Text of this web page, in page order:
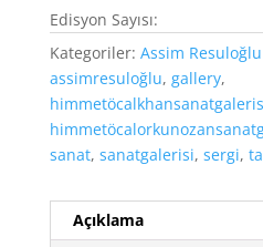
Edisyon Sayısı:
Kategoriler: Assim Resuloğlu
assimresuloğlu, gallery,
sanat, sanatgalerisi, sergi,
Açıklama